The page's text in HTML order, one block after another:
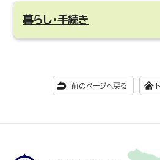
暮らし・手続き
前のページへ戻る